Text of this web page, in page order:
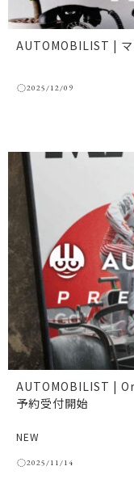
AUTOMOBILIST |
2025/12/09
AUTOMOBILIST |
予約受付開始
NEW
2025/11/14